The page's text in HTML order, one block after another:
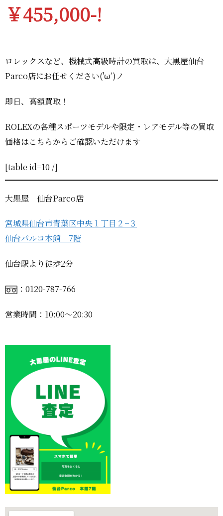
￥455,000-!
ロレックスなど、機械式高級時計の買取は、大黒屋仙台
Parco店にお任せください('ω’)ノ
即日、高額買取！
ROLEXの各種スポーツモデルや限定・レアモデル等の買取
価格はこちらからご確認いただけます
[table id=10 /]
大黒屋 仙台Parco店
宮城県仙台市青葉区中央１丁目２−３
仙台パルコ本館 7階
仙台駅より徒歩2分
：0120-787-766
営業時間：10:00〜20:30